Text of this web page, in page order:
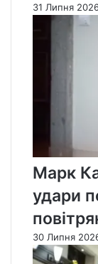
31 Липня
Марк
удари
30 Липня